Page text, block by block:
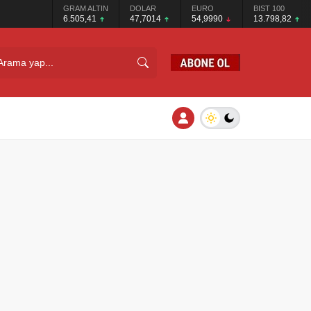
GRAM ALTIN
6.505,41
DOLAR
47,7014
EURO
54,9990
BIST 100
13.798,82